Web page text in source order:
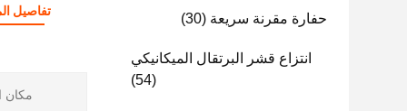
حفارة مقرنة سريعة (30)
انتزاع قشر البرتقال الميكانيكي
(54)
تفاصيل
مكان